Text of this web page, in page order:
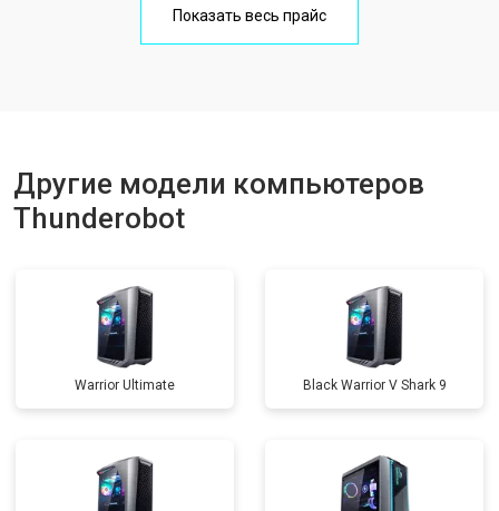
Показать весь прайс
Другие модели компьютеров
Thunderobot
Warrior Ultimate Black Warrior V Shark 9